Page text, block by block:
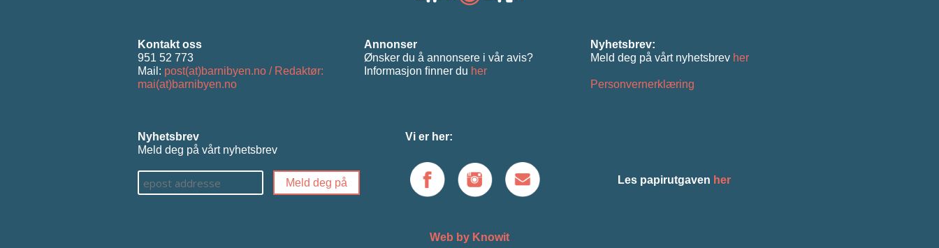
Kontakt oss
951 52 773
Mail: post(at)barnibyen.no / Redaktør:
mai(at)barnibyen.no
Annonser
Ønsker du å annonsere i vår avis?
Informasjon ﬁnner du her
Nyhetsbrev:
Meld deg på vårt nyhetsbrev her
Personvernerklæring
Nyhetsbrev
Meld deg på vårt nyhetsbrev
Vi er her:
Les papirutgaven her
Web by Knowit